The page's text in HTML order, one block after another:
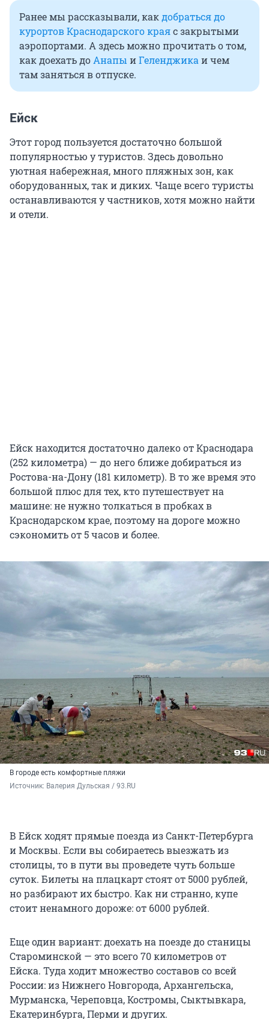
Ранее мы рассказывали, как добраться до
курортов Краснодарского краяс закрытыми
аэропортами. А здесь можно прочитать о том,
как доехать до Анапы иГеленджика и чем
там заняться в отпуске.
Ейск
Этот город пользуется достаточно большой
популярностью у туристов. Здесь довольно
уютная набережная, много пляжных зон, как
оборудованных, так и диких. Чаще всего туристы
останавливаются у частников, хотя можно найти
и отели.
Ейск находится достаточно далеко от Краснодара
(252 километра) — до него ближе добираться из
Ростова-на-Дону (181 километр). В то же время это
большой плюс для тех, кто путешествует на
машине: не нужно толкаться в пробках в
Краснодарском крае, поэтому на дороге можно
сэкономить от 5 часов и более.
В городе есть комфортные пляжи
Источник: Валерия Дульская / 93.RU
В Ейск ходят прямые поезда из Санкт-Петербурга
и Москвы. Если вы собираетесь выезжать из
столицы, то в пути вы проведете чуть больше
суток. Билеты на плацкарт стоят от 5000 рублей,
но разбирают их быстро. Как ни странно, купе
стоит ненамного дороже: от 6000 рублей.
Еще один вариант: доехать на поезде до станицы
Староминской — это всего 70 километров от
Ейска. Туда ходит множество составов со всей
России: из Нижнего Новгорода, Архангельска,
Мурманска, Череповца, Костромы, Сыктывкара,
Екатеринбурга, Перми и других.